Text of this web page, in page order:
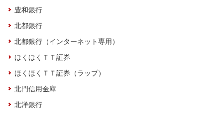
豊和銀行
北都銀行
北都銀行（インターネット専用）
ほくほくＴＴ証券
ほくほくＴＴ証券（ラップ）
北門信用金庫
北洋銀行